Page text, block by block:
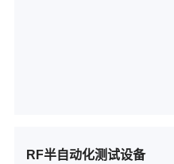
RF半自动化测试设备